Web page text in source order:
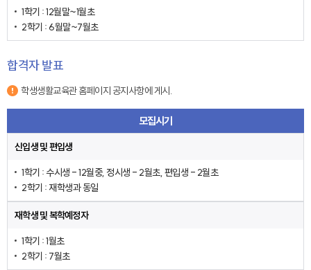
1학기 : 12월말~1월초
2학기 : 6월말~7월초
합격자 발표
학생생활교육관 홈페이지 공지사항에 게시.
모집시기
신입생 및 편입생
1학기 : 수시생 - 12월중, 정시생 - 2월초, 편입생 - 2월초
2학기 : 재학생과 동일
재학생 및 복학예정자
1학기 : 1월초
2학기 : 7월초